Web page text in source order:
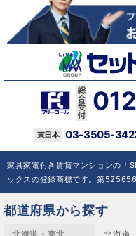
03-3505-
家具家電付き賃貸マンションの「
ックスの登録商標です。第
都道府県から探す